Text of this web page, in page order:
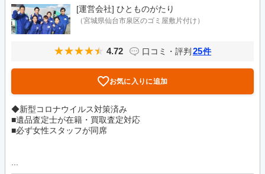
[運営会社] ひとものがたり
（宮城県仙台市泉区のゴミ屋敷片付け）
4.72 口コミ・評判 25件
お気に入りに追加
◆新型コロナウイルス対策済み
■遺品査定士が在籍・買取査定対応
■必ず女性スタッフが同席